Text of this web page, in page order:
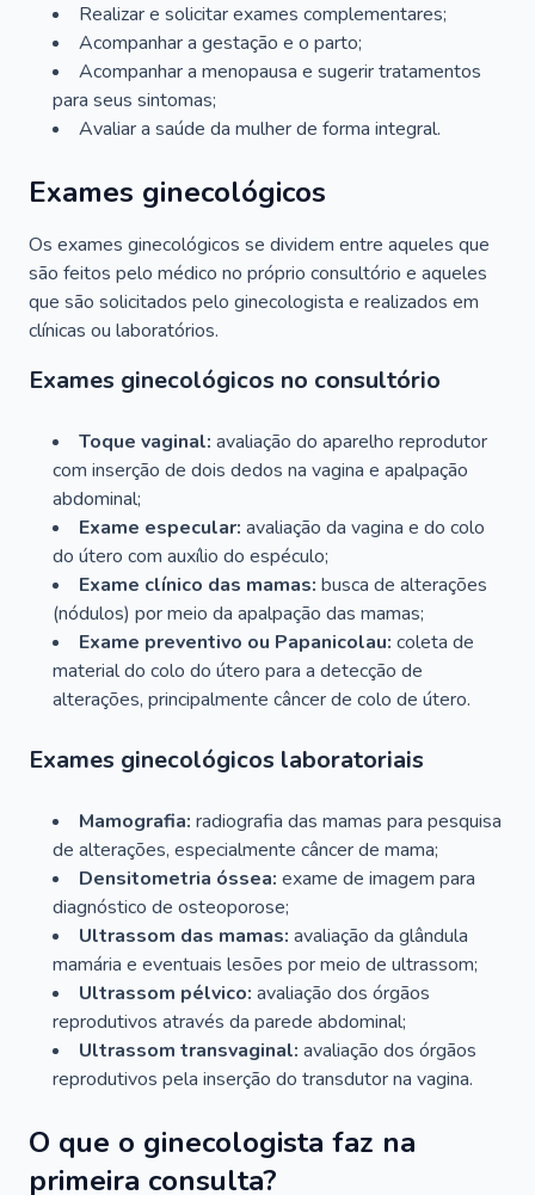
Realizar e solicitar exames complementares;
Acompanhar a gestação e o parto;
Acompanhar a menopausa e sugerir tratamentos
para seus sintomas;
Avaliar a saúde da mulher de forma integral.
Exames ginecológicos
Os exames ginecológicos se dividem entre aqueles que
são feitos pelo médico no próprio consultório e aqueles
que são solicitados pelo ginecologista e realizados em
clínicas ou laboratórios.
Exames ginecológicos no consultório
Toque vaginal: avaliação do aparelho reprodutor
com inserção de dois dedos na vagina e apalpação
abdominal;
Exame especular: avaliação da vagina e do colo
do útero com auxílio do espéculo;
Exame clínico das mamas: busca de alterações
(nódulos) por meio da apalpação das mamas;
Exame preventivo ou Papanicolau: coleta de
material do colo do útero para a detecção de
alterações, principalmente câncer de colo de útero.
Exames ginecológicos laboratoriais
Mamografia: radiografia das mamas para pesquisa
de alterações, especialmente câncer de mama;
Densitometria óssea: exame de imagem para
diagnóstico de osteoporose;
Ultrassom das mamas: avaliação da glândula
mamária e eventuais lesões por meio de ultrassom;
Ultrassom pélvico: avaliação dos órgãos
reprodutivos através da parede abdominal;
Ultrassom transvaginal: avaliação dos órgãos
reprodutivos pela inserção do transdutor na vagina.
O que o ginecologista faz na
primeira consulta?